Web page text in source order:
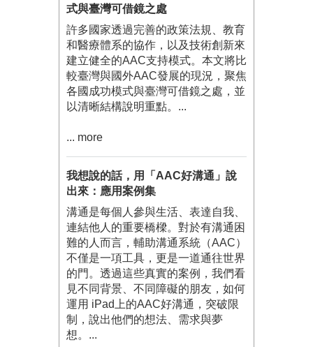
式與臺灣可借鏡之處
許多國家透過完善的政策法規、教育
和醫療體系的協作，以及技術創新來
建立健全的AAC支持模式。本文將比
較臺灣與國外AAC發展的現況，聚焦
各國成功模式與臺灣可借鏡之處，並
以清晰結構說明重點。...
... more
我想說的話，用「AAC好溝通」說
出來：應用案例集
溝通是每個人參與生活、表達自我、
連結他人的重要橋樑。對於有溝通困
難的人而言，輔助溝通系統（AAC）
不僅是一項工具，更是一道通往世界
的門。透過這些真實的案例，我們看
見不同背景、不同障礙的朋友，如何
運用 iPad上的AAC好溝通，突破限
制，說出他們的想法、需求與夢
想。...